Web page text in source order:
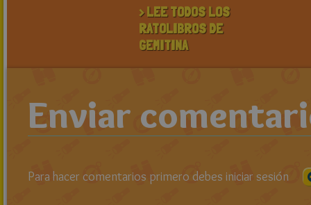
> LEE TODOS LOS
RATOLIBROS DE
GEMITINA
Enviar
Para hacer comentarios primero debes iniciar sesión